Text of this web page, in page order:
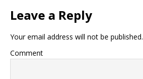
Leave a Reply
Your email address will not be published.
Comment